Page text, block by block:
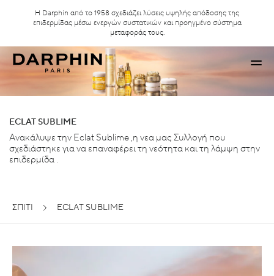
Η Darphin από το 1958 σχεδιάζει λύσεις υψηλής απόδοσης της
επιδερμίδας μέσω ενεργών συστατικών και προηγμένο σύστημα
μεταφοράς τους.
ECLAT SUBLIME
Ανακάλυψε την Eclat Sublime ,η νεα μας Συλλογή που
σχεδιάστηκε για να επαναφέρει τη νεότητα και τη λάμψη στην
επιδερμίδα .
ΣΠΊΤΙ ECLAT SUBLIME